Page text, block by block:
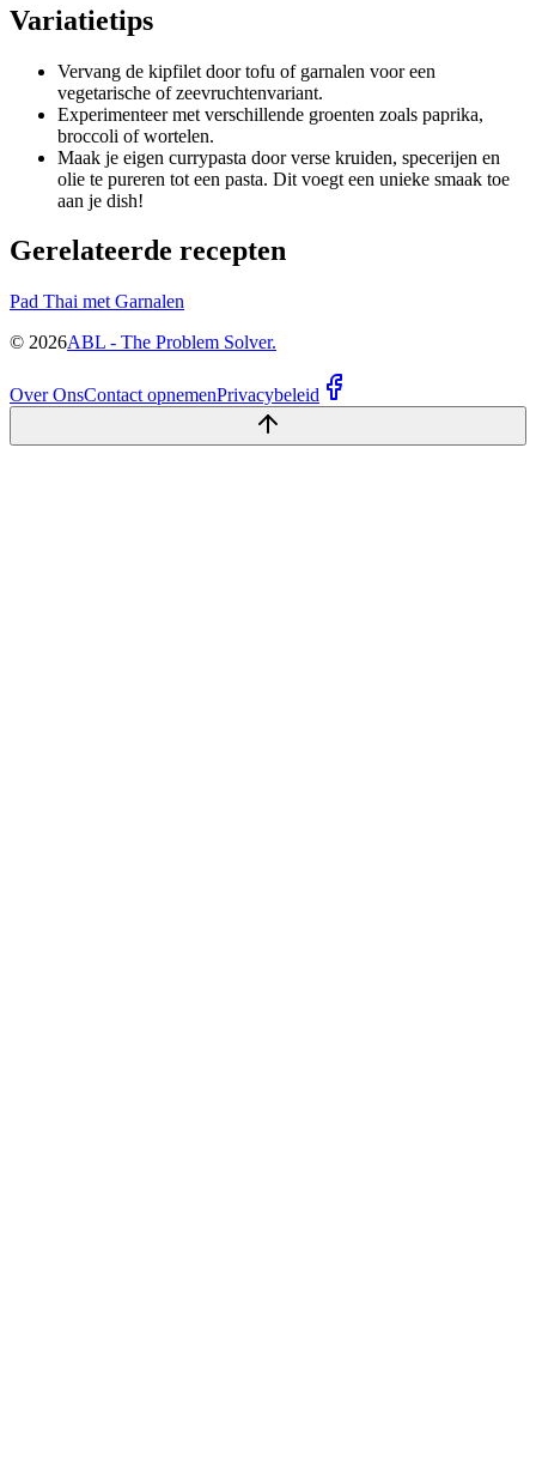
Variatietips
Vervang de kipfilet door tofu of garnalen voor een
vegetarische of zeevruchtenvariant.
Experimenteer met verschillende groenten zoals paprika,
broccoli of wortelen.
Maak je eigen currypasta door verse kruiden, specerijen en
olie te pureren tot een pasta. Dit voegt een unieke smaak toe
aan je dish!
Gerelateerde recepten
Pad Thai met Garnalen
© 2026ABL - The Problem Solver.
Over OnsContact opnemenPrivacybeleid